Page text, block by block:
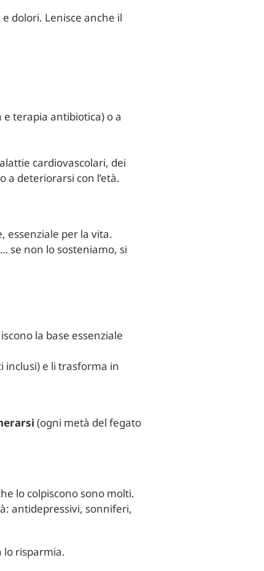
dolori. Lenisce anche il
terapia antibiotica) o a
cardiovascolari, dei
deteriorarsi con l’età.
essenziale per la vita.
se non lo sosteniamo, si
la base essenziale
inclusi) e li trasforma in
(ogni metà del fegato
lo colpiscono sono molti.
antidepressivi, sonniferi,
lo risparmia.